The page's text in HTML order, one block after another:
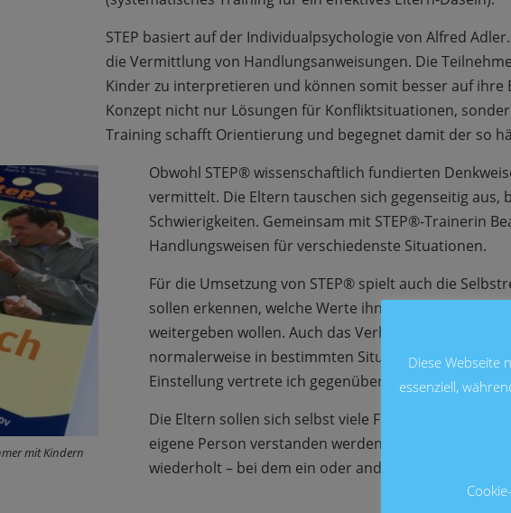
STEP basiert auf der Individualpsychologie von Alfred
die Vermittlung von Handlungsanweisungen. Die
Kinder zu interpretieren und können somit besser auf ihre
Konzept nicht nur Lösungen für Konfliktsituationen,
Training schafft Orientierung und begegnet damit der so
mit Kindern
Obwohl STEP® wissenschaftlich fundierten
vermittelt. Die Eltern tauschen sich gegenseitig
Schwierigkeiten. Gemeinsam mit STEP®-Trainerin
Handlungsweisen für verschiedenste Situationen.
Für die Umsetzung von STEP® spielt auch die
sollen erkennen, welche Werte ihnen wirklich wichtig
weitergeben wollen. Auch das Verhältnis zum
normalerweise in bestimmten Situationen. Denke
Einstellung vertrete ich gegenüber meiner Kinder?
Die Eltern sollen sich selbst viele Fragen stellen.
eigene Person verstanden werden. Am Ende des
wiederholt – bei dem ein oder anderen Elternteil
Diese Webseite
essenziell,